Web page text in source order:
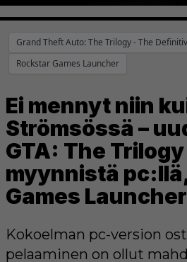
Grand Theft Auto: The Trilogy - The
Rockstar Games Launcher
Ei mennyt niin
Strömsössä –
GTA: The
myynnistä
Games
Kokoelman pc-version
pelaaminen on ollut